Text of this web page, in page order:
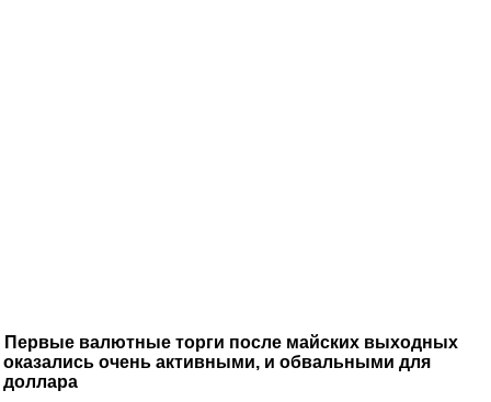
Первые валютные торги после майских выходных
оказались очень активными, и обвальными для
доллара